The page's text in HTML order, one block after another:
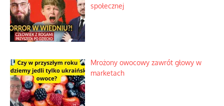
społecznej
Mrożony owocowy zawrót głowy w
marketach